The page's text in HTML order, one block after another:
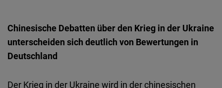
Chinesische Debatten über den Krieg in der Ukraine
unterscheiden sich deutlich von Bewertungen in
Deutschland
Der Krieg in der Ukraine wird in der chinesischen